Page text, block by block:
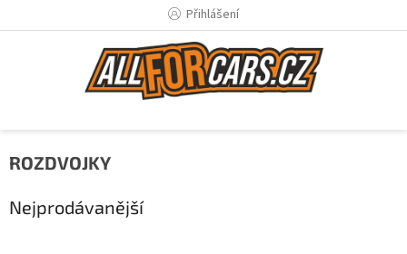
Přihlášení
ROZDVOJKY
Nejprodávanější